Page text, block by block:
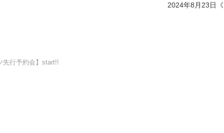
2024年8月23日
先行予約会】start!!